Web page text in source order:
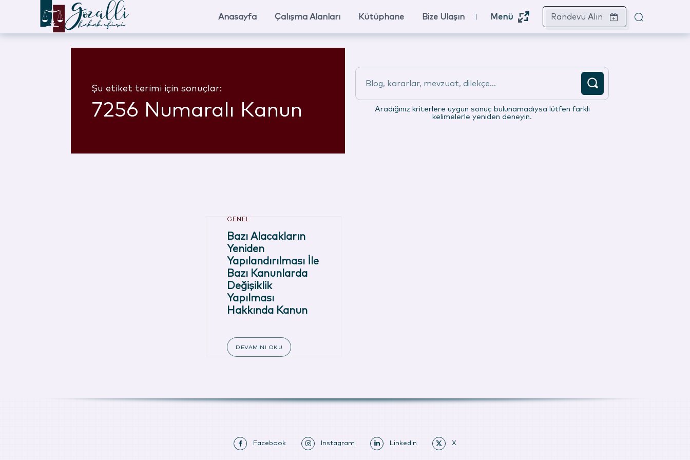
Anasayfa Çalışma Alanları Kütüphane Bize Ulaşın Menü Randevu Alın
Şu etiket terimi için sonuçlar:
7256 Numaralı Kanun
Blog, kararlar, mevzuat, dilekçe...
Aradığınız kriterlere uygun sonuç bulunamadıysa lütfen farklı
kelimelerle yeniden deneyin.
GENEL
Bazı Alacakların
Yeniden
Yapılandırılması İle
Bazı Kanunlarda
Değişiklik
Yapılması
Hakkında Kanun
DEVAMINI OKU
Facebook Instagram Linkedin X